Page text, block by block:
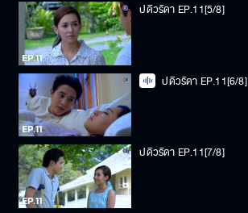
ปดิวรัดา EP.11[5/8]
ปดิวรัดา EP.11[6/8]
ปดิวรัดา EP.11[7/8]